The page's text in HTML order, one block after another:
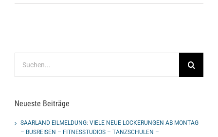
nach:
Neueste Beiträge
SAARLAND EILMELDUNG: VIELE NEUE LOCKERUNGEN AB MONTAG
– BUSREISEN – FITNESSTUDIOS – TANZSCHULEN –